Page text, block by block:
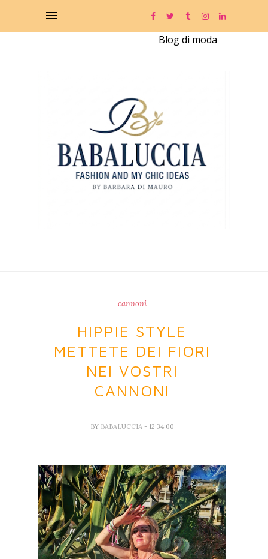
Blog di moda
cannoni
HIPPIE STYLE
METTETE DEI FIORI
NEI VOSTRI
CANNONI
BY BABALUCCIA - 12:34:00